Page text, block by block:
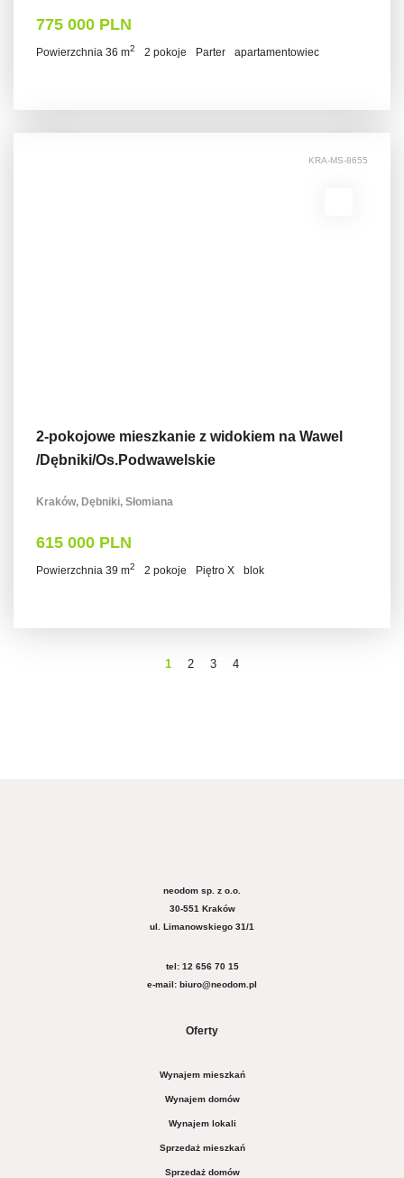
775 000 PLN
Powierzchnia 36 m2 2 pokoje Parter apartamentowiec
KRA-MS-8655
2-pokojowe mieszkanie z widokiem na Wawel
/Dębniki/Os.Podwawelskie
Kraków, Dębniki, Słomiana
615 000 PLN
Powierzchnia 39 m2 2 pokoje Piętro X blok
1 2 3 4
neodom sp. z o.o.
30-551 Kraków
ul. Limanowskiego 31/1
tel: 12 656 70 15
e-mail: biuro@neodom.pl
Oferty
Wynajem mieszkań
Wynajem domów
Wynajem lokali
Sprzedaż mieszkań
Sprzedaż domów